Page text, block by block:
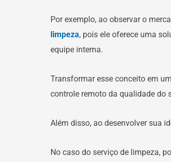
Por exemplo, ao observar o
limpeza, pois ele oferece uma
equipe interna.
Transformar esse conceito em
controle remoto da qualidade do
Além disso, ao desenvolver sua
No caso do serviço de limpeza,